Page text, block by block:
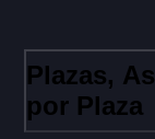
Plazas,
por Plaza